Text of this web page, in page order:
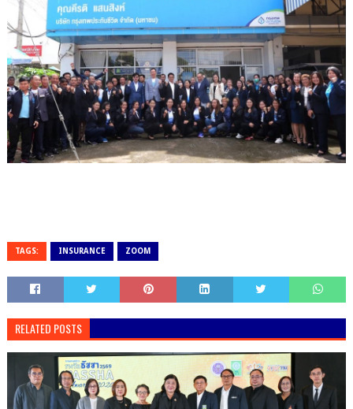
TAGS: INSURANCE ZOOM
RELATED POSTS